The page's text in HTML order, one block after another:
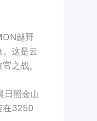
越野
。这是云
之战。
日照金山
在3250